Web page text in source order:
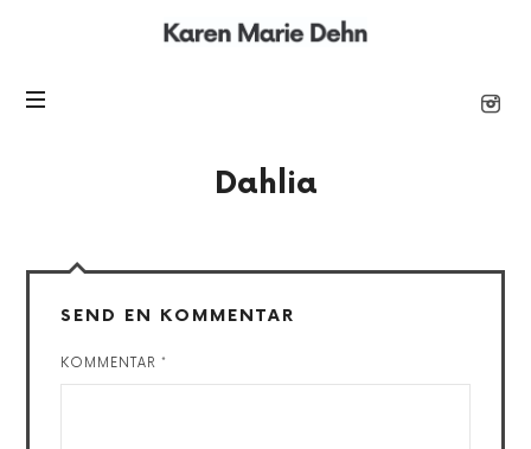
Karen
Dahlia
SEND EN KOMMENTAR
KOMMENTAR*